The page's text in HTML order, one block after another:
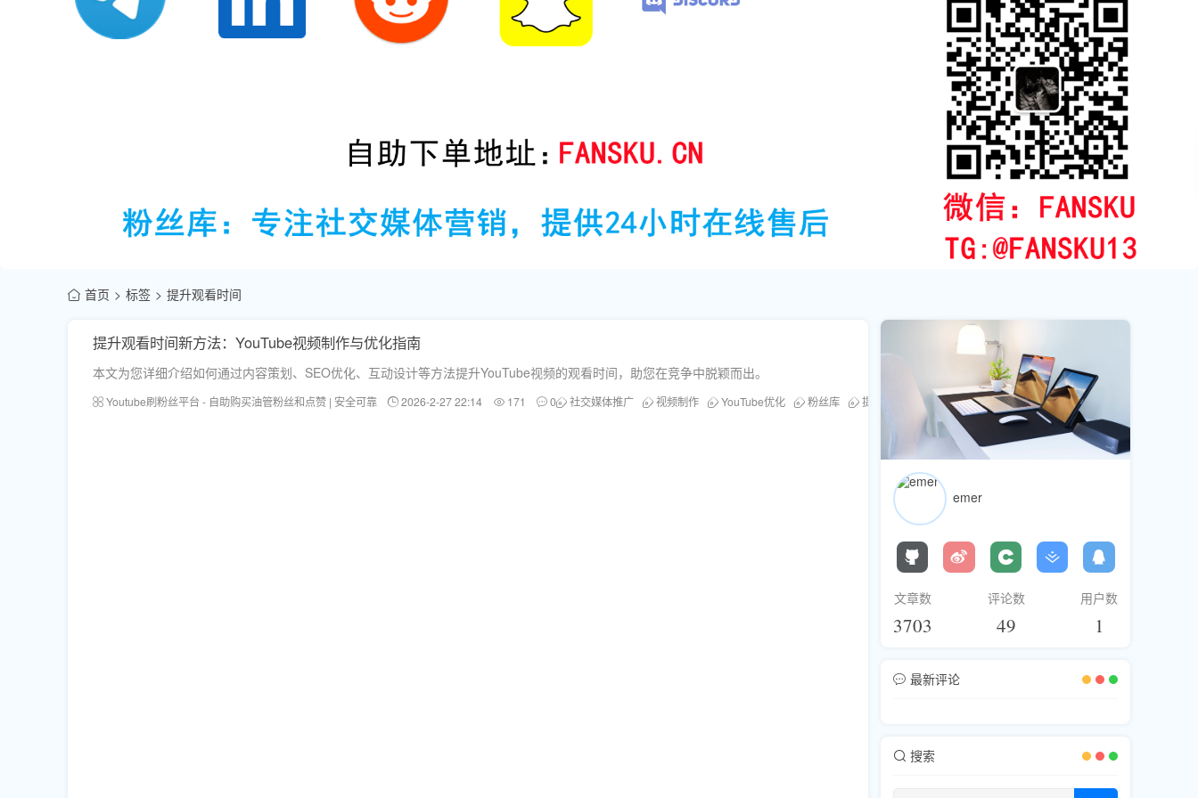
首页 标签 提升观看时间
提升观看时间新方法：YouTube视频制作与优化指南
本文为您详细介绍如何通过内容策划、SEO优化、互动设计等方法提升YouTube视频的观看时间，助您在竞争中脱颖而出。
Youtube刷粉丝平台 - 自助购买油管粉丝和点赞 | 安全可靠 2026-2-27 22:14 171 0 社交媒体推广 视频制作 YouTube优化 粉丝库 提升观看时间
emer
文章数
3703
评论数
49
用户数
1
最新评论
搜索